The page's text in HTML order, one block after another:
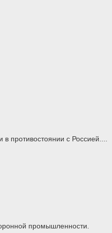
противостоянии с Россией....
промышленности.